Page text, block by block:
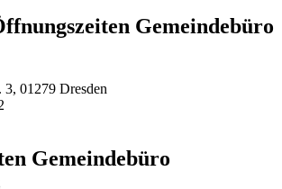
Gemeindebüro
3, 01279 Dresden
Gemeindebüro